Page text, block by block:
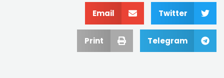
Twitter
Email
Telegram
Print